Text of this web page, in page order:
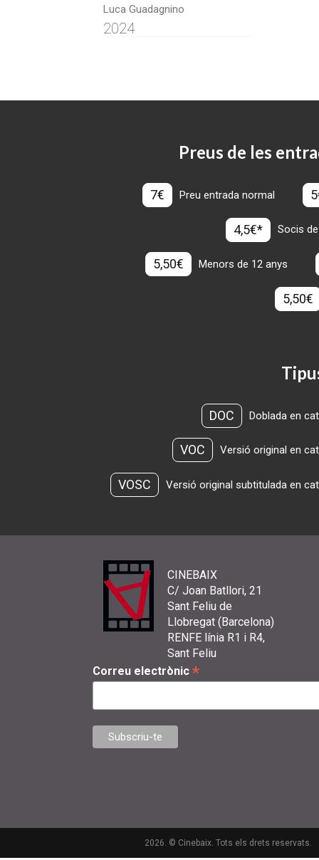
Luca Guadagnino
2024
Preus de les
7€ Preu entrada normal
4,5€* Socis
5,50€ Menors de 12 anys
5,50€
DOC Doblada en
VOC Versió original en
VOSC Versió original subtitulada en
CINEBAIX
C/ Joan Batllori, 21
Sant Feliu de
Llobregat (Barcelona)
RENFE línia R1 i R4,
Sant Feliu
Correu electrònic *
2026. © Cinebaix. Tots els drets reservats.